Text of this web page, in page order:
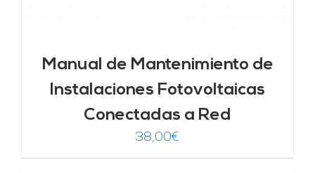
Manual de Mantenimiento de
Instalaciones Fotovoltaicas
Conectadas a Red
38,00€